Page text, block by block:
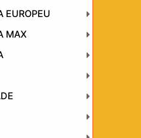
EUROPEU
MAX